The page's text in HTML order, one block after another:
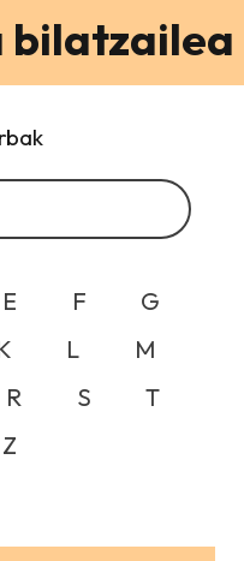
bilatzailea
E F
G
L
M
R S
T
Z